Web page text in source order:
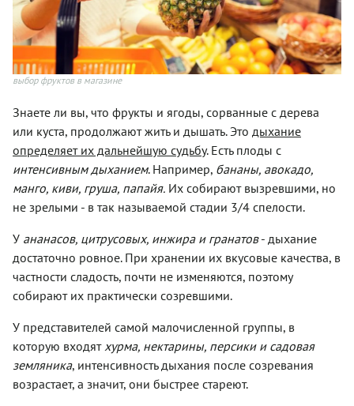
выбор фруктов в магазине
Знаете ли вы, что фрукты и ягоды, сорванные с дерева
или куста, продолжают жить и дышать. Это дыхание
определяет их дальнейшую судьбу. Есть плоды с
интенсивным дыханием. Например, бананы, авокадо,
манго, киви, груша, папайя. Их собирают вызревшими, но
не зрелыми - в так называемой стадии 3/4 спелости.
У ананасов, цитрусовых, инжира и гранатов- дыхание
достаточно ровное. При хранении их вкусовые качества, в
частности сладость, почти не изменяются, поэтому
собирают их практически созревшими.
У представителей самой малочисленной группы, в
которую входят хурма, нектарины, персики и садовая
земляника, интенсивность дыхания после созревания
возрастает, а значит, они быстрее стареют.